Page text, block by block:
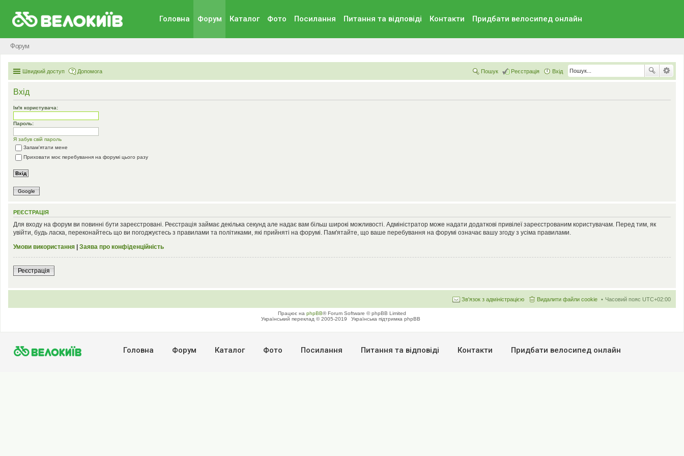
Головна Форум Каталог Фото Посилання Питання та вiдповiдi Контакти Придбати велосипед онлайн
Форум
Швидкий доступ Допомога Вхід
Реєстрація
Пошук
Вхід
Ім'я користувача:
Пароль:
Я забув свій пароль
Запам'ятати мене
Приховати моє перебування на форумі цього разу
Google
РЕЄСТРАЦІЯ
Для входу на форум ви повинні бути зареєстровані. Реєстрація займає декілька секунд але надає вам більш широкі можливості. Адміністратор може надати додаткові привілеї зареєстрованим користувачам. Перед тим, як
увійти, будь ласка, переконайтесь що ви погоджуєтесь з правилами та політиками, які прийняті на форумі. Пам'ятайте, що ваше перебування на форумі означає вашу згоду з усіма правилами.
Умови використання | Заява про конфіденційність
Реєстрація
Часовий пояс UTC+02:00
Видалити файли cookie
Зв'язок з адміністрацією
Працює на phpBB® Forum Software © phpBB Limited
Український переклад © 2005-2019
Українська підтримка phpBB
Головна Форум Каталог Фото Посилання Питання та вiдповiдi Контакти Придбати велосипед онлайн